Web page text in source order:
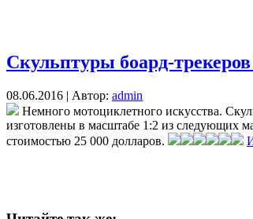
Скульптуры боард-
08.06.2016 | Автор: admin
Немного мотоциклетного искусства.
изготовлены в масштабе 1:2 из следующих
стоимостью 25 000 долларов.